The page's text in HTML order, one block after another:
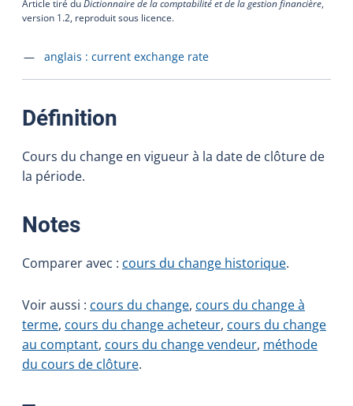
Article tiré duDictionnaire de la comptabilité et de la gestion financière,
version 1.2, reproduit sous licence.
Accéder à la fiche en
anglais : current exchange rate
Définition
Cours du change en vigueur à la date de clôture de
la période.
Notes:
Comparer avec : cours du change historique.
Voir aussi : cours du change, cours du change à
terme, cours du change acheteur, cours du change
au comptant, cours du change vendeur, méthode
du cours de clôture.